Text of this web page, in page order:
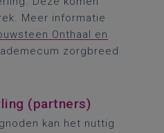
Meer informatie
Onthaal en
zorgbreed
(partners)
kan het nuttig